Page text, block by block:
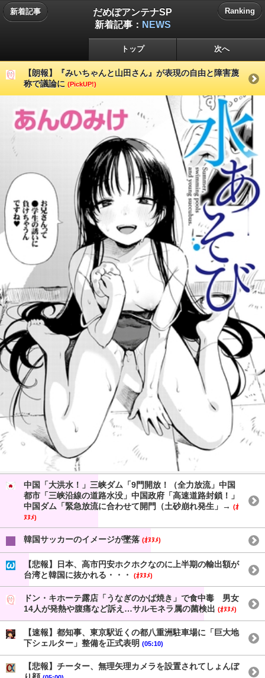
新着記事
だめぽアンテナSP
新着記事： NEWS
Ranking
トップ 次へ
【朗報】『みいちゃんと山田さん』が表現の自由と障害蔑
称で議論に (PickUP!)
中国「大洪水！」三峡ダム「9門開放！（全力放流」中国
都市「三峡沿線の道路水没」中国政府「高速道路封鎖！」
中国ダム「緊急放流に合わせて開門（土砂崩れ発生」→ (ｵ
ﾇﾇﾒ)
韓国サッカーのイメージが墜落 (ｵﾇﾇﾒ)
【悲報】日本、高市円安ホクホクなのに上半期の輸出額が
台湾と韓国に抜かれる・・・
(ｵﾇﾇﾒ)
ドン・キホーテ露店「うなぎのかば焼き」で食中毒 男女
14人が発熱や腹痛など訴え…サルモネラ属の菌検出 (ｵﾇﾇﾒ)
【速報】都知事、東京駅近くの都八重洲駐車場に「巨大地
下シェルター」整備を正式表明 (05:10)
【悲報】チーター、無理矢理カメラを設置されてしょんぼ